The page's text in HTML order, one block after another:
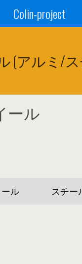
Colin-project
(アルミ/
ール
ル スチー